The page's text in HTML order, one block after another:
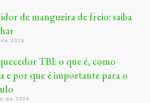
de mangueira de freio: saiba
2026
TBI: o que é, como
e por que é importante para o
de 2026